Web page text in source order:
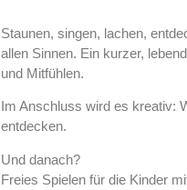
Staunen, singen, lachen,
allen Sinnen. Ein kurzer,
und Mitfühlen.
Im Anschluss wird es kreativ:
entdecken.
Und danach?
Freies Spielen für die Kinder